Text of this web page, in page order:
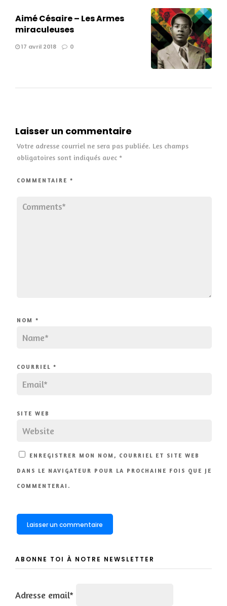
Aimé Césaire – Les Armes
miraculeuses
17 avril 2018 0
Laisser un commentaire
Votre adresse courriel ne sera pas publiée. Les champs
obligatoires sont indiqués avec *
COMMENTAIRE *
NOM *
COURRIEL *
SITE WEB
ENREGISTRER MON NOM, COURRIEL ET SITE WEB
DANS LE NAVIGATEUR POUR LA PROCHAINE FOIS QUE JE
COMMENTERAI.
ABONNE TOI À NOTRE NEWSLETTER
Adresse email*